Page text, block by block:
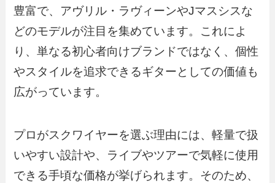
豊富で、アヴリル・ラヴィーンやJマスシスな
どのモデルが注目を集めています。これによ
り、単なる初心者向けブランドではなく、個性
やスタイルを追求できるギターとしての価値も
広がっています。
プロがスクワイヤーを選ぶ理由には、軽量で扱
いやすい設計や、ライブやツアーで気軽に使用
できる手頃な価格が挙げられます。そのため、